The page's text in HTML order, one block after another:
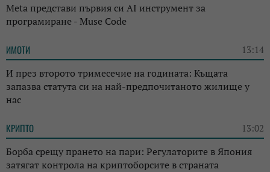
Meta представи първия си AI инструмент за
програмиране - Muse Code
ИМОТИ 13:14
И през второто тримесечие на годината: Къщата
запазва статута си на най-предпочитаното жилище у
нас
КРИПТО 13:02
Борба срещу прането на пари: Регулаторите в Япония
затягат контрола на криптоборсите в страната